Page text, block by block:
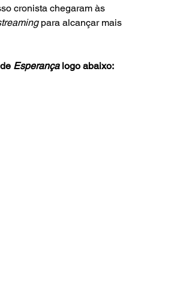
cronista chegaram às
para alcançar mais
Esperança logo abaixo: